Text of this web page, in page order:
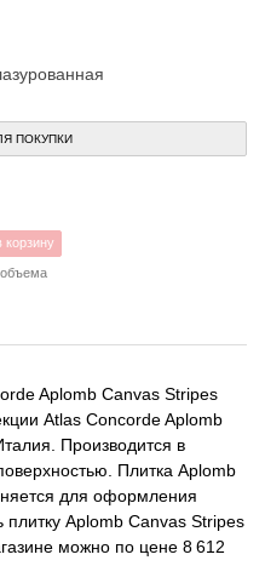
ПОКУПКИ
корзину
объема
Aplomb Canvas Stripes
Atlas Concorde Aplomb
Производится в
Плитка Aplomb
для оформления
плитку Aplomb Canvas Stripes
можно по цене 8 612